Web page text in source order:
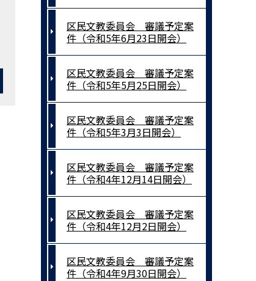
区民文教委員会 審議予定案
件（令和5年6月23日開会）
区民文教委員会 審議予定案
件（令和5年5月25日開会）
区民文教委員会 審議予定案
件（令和5年3月3日開会）
区民文教委員会 審議予定案
件（令和4年12月14日開会）
区民文教委員会 審議予定案
件（令和4年12月2日開会）
区民文教委員会 審議予定案
件（令和4年9月30日開会）